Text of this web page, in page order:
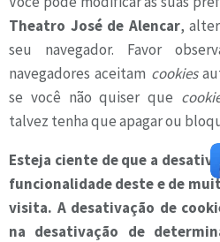
Theatro José de Alencar,
seu navegador. Favor
navegadores aceitam cookies
se você não quiser que
talvez tenha que apagar ou
Esteja ciente de que a
funcionalidade deste e de
visita. A desativação de
na desativação de